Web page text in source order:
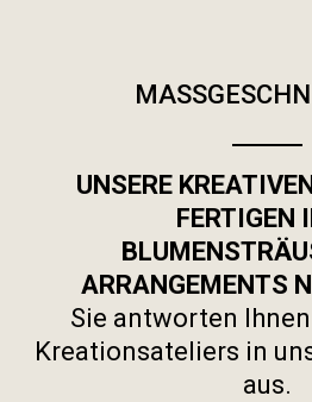
UNSERE
FERTIGEN
ARRANGEMENTS
Sie antworten
Kreationsateliers in
aus.